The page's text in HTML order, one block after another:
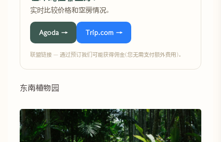
实时比较价格和空房情况。
Agoda → Trip.com →
联盟链接 — 通过预订我们可能获得佣金(您无需支付额外费用)。
东南植物园